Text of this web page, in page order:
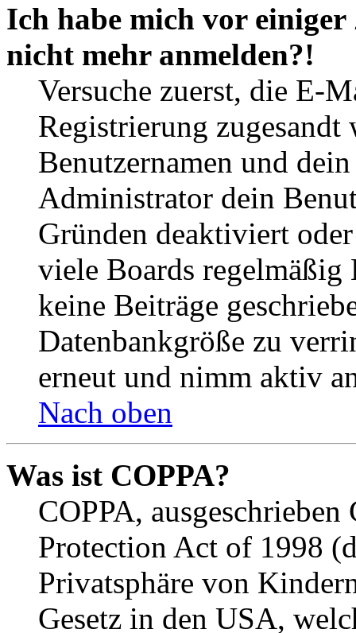
Ich habe mich vor
nicht mehr anmelden?!
Versuche zuerst, die E-
Registrierung
Benutzernamen und
Administrator dein
Gründen deaktiviert
viele Boards
keine Beiträge
Datenbankgröße zu
erneut und nimm aktiv
Nach oben
Was ist COPPA?
COPPA,
Protection Act of 1998
Privatsphäre von
Gesetz in den USA,